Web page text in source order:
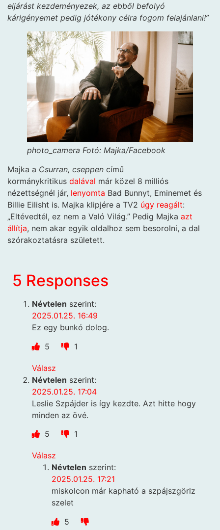
eljárást kezdeményezek, az ebből befolyó
kárigényemet pedig jótékony célra fogom felajánlani!”
photo_camera Fotó: Majka/Facebook
Majka a Csurran, cseppen című
kormánykritikus dalával már közel 8 milliós
nézettségnél jár, lenyomta Bad Bunnyt, Eminemet és
Billie Eilisht is. Majka klipjére a TV2 úgy reagált:
„Eltévedtél, ez nem a Való Világ.” Pedig Majka azt
állítja, nem akar egyik oldalhoz sem besorolni, a dal
szórakoztatásra született.
5 Responses
Névtelen szerint:
2025.01.25. 16:49
Ez egy bunkó dolog.
5
1
Válasz
Névtelen szerint:
2025.01.25. 17:04
Leslie Szpájder is így kezdte. Azt hitte hogy
minden az övé.
5
1
Válasz
Névtelen szerint:
2025.01.25. 17:21
miskolcon már kapható a szpájszgörlz
szelet
5